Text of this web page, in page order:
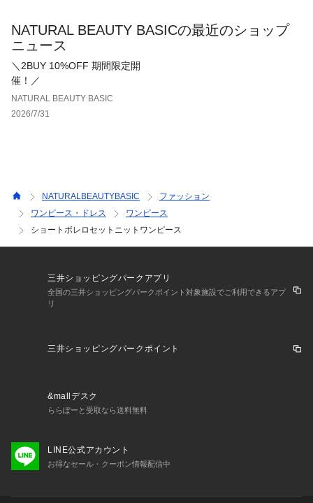
NATURAL BEAUTY BASICの最近のショップ
ニュース
＼2BUY 10%OFF 期間限定開
催！／
NATURAL BEAUTY BASIC
2026/7/31
NATURALBEAUTYBASIC
ファッション
ワンピース・ドレス
ワンピース
ショートボレロセットニットワンピース
三井ショッピングパークアプリ
全国の三井ショッピングパークポイント対象施設でご利用できるアプ
リ
三井ショッピングパークポイント
&mallデスク
ららぽーと受取なら送料無料
LINE公式アカウント
お得なセール・クーポン情報配信中